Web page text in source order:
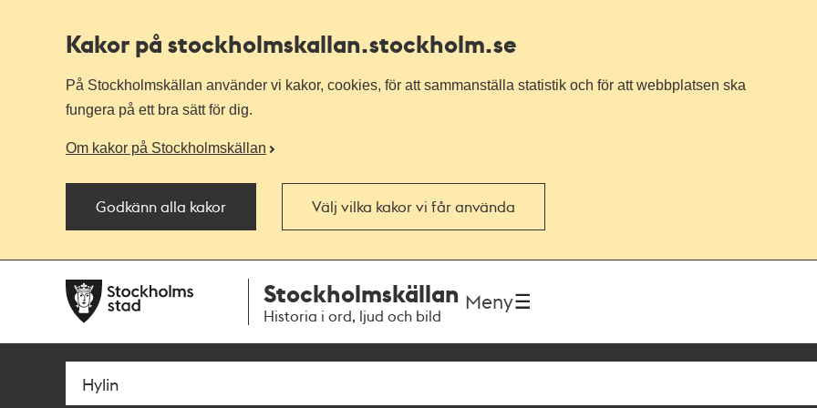
Kakor på stockholmskallan.stockholm.se
På Stockholmskällan använder vi kakor, cookies, för att sammanställa statistik och för att webbplatsen ska
fungera på ett bra sätt för dig.
Om kakor på Stockholmskällan
Godkänn alla kakor Välj vilka kakor vi får använda
navigationen
huvudinnehållet
Stockholmskällan
Historia i ord, ljud och bild
Meny
Sök